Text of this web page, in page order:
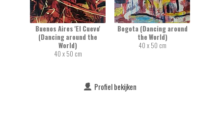
Buenos Aires 'El Cuevo'
(Dancing around the
World)
40 x 50 cm
Bogota (Dancing around
the World)
40 x 50 cm
Profiel bekijken